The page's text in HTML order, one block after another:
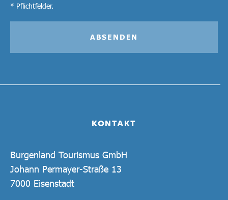
KONTAKT
Burgenland Tourismus GmbH
Johann Permayer-Straße 13
7000 Eisenstadt
* Pflichtfelder.
ABSENDEN